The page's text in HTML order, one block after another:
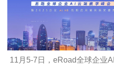
11 月 5-7 日， eRoad全球企业AI